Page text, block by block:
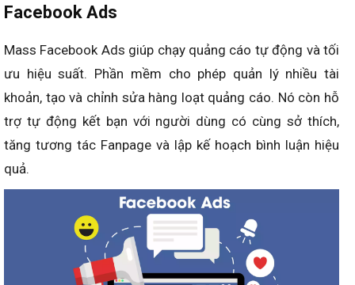
Facebook Ads
Mass Facebook Ads giúp chạy quảng cáo tự động và tối
ưu hiệu suất. Phần mềm cho phép quản lý nhiều tài
khoản, tạo và chỉnh sửa hàng loạt quảng cáo. Nó còn hỗ
trợ tự động kết bạn với người dùng có cùng sở thích,
tăng tương tác Fanpage và lập kế hoạch bình luận hiệu
quả.